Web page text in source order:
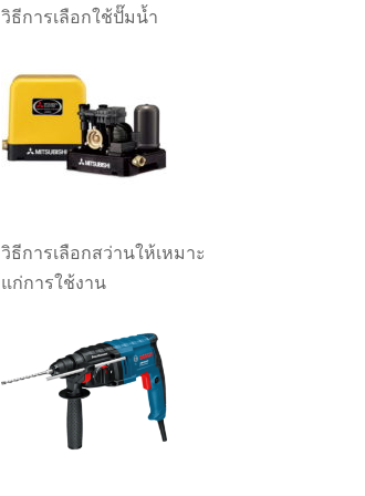
วิธีการเลือกใช้ปั๊มน้ำ
วิธีการเลือกสว่านให้เหมาะ
แก่การใช้งาน